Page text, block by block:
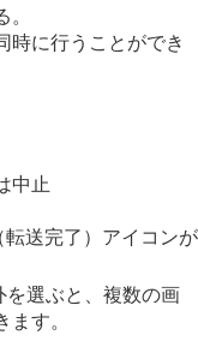
時に行うことができ
中止
転送完了）アイコンが
を選ぶと、複数の画
す。